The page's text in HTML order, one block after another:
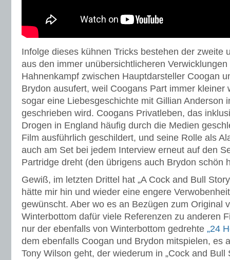
Infolge dieses kühnen Tricks bestehen der zweite
aus den immer unübersichtlicheren
Hahnenkampf zwischen Hauptdarsteller Coogan
Brydon ausufert, weil Coogans Part immer kleiner
sogar eine Liebesgeschichte mit Gillian Anderson
geschrieben wird. Coogans Privatleben, das
Drogen in England häufig durch die Medien
Film ausführlich geschildert, und seine Rolle als
auch am Set bei jedem Interview erneut auf den
Partridge dreht (den übrigens auch Brydon schön
Gewiß, im letzten Drittel hat „A Cock and Bull
hätte mir hin und wieder eine engere
gewünscht. Aber wo es an Bezügen zum Original
Winterbottom dafür viele Referenzen zu anderen
nur der ebenfalls von Winterbottom gedrehte „24
dem ebenfalls Coogan und Brydon mitspielen, es
Tony Wilson geht, der wiederum in „Cock and Bull